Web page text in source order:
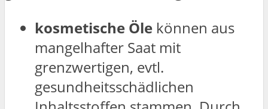
kosmetische Öle können aus
mangelhafter Saat mit
grenzwertigen, evtl.
gesundheitsschädlichen